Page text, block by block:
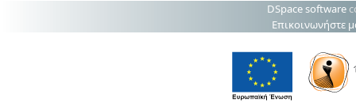
DSpace software
Επικοινωνήστε